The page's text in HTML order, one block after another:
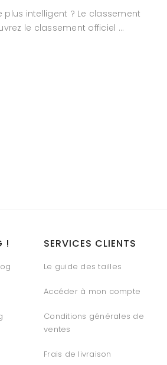
plus intelligent ? Le classement
le classement officiel …
! SERVICES CLIENTS
Le guide des tailles
Accéder à mon compte
Conditions générales de
ventes
Frais de livraison